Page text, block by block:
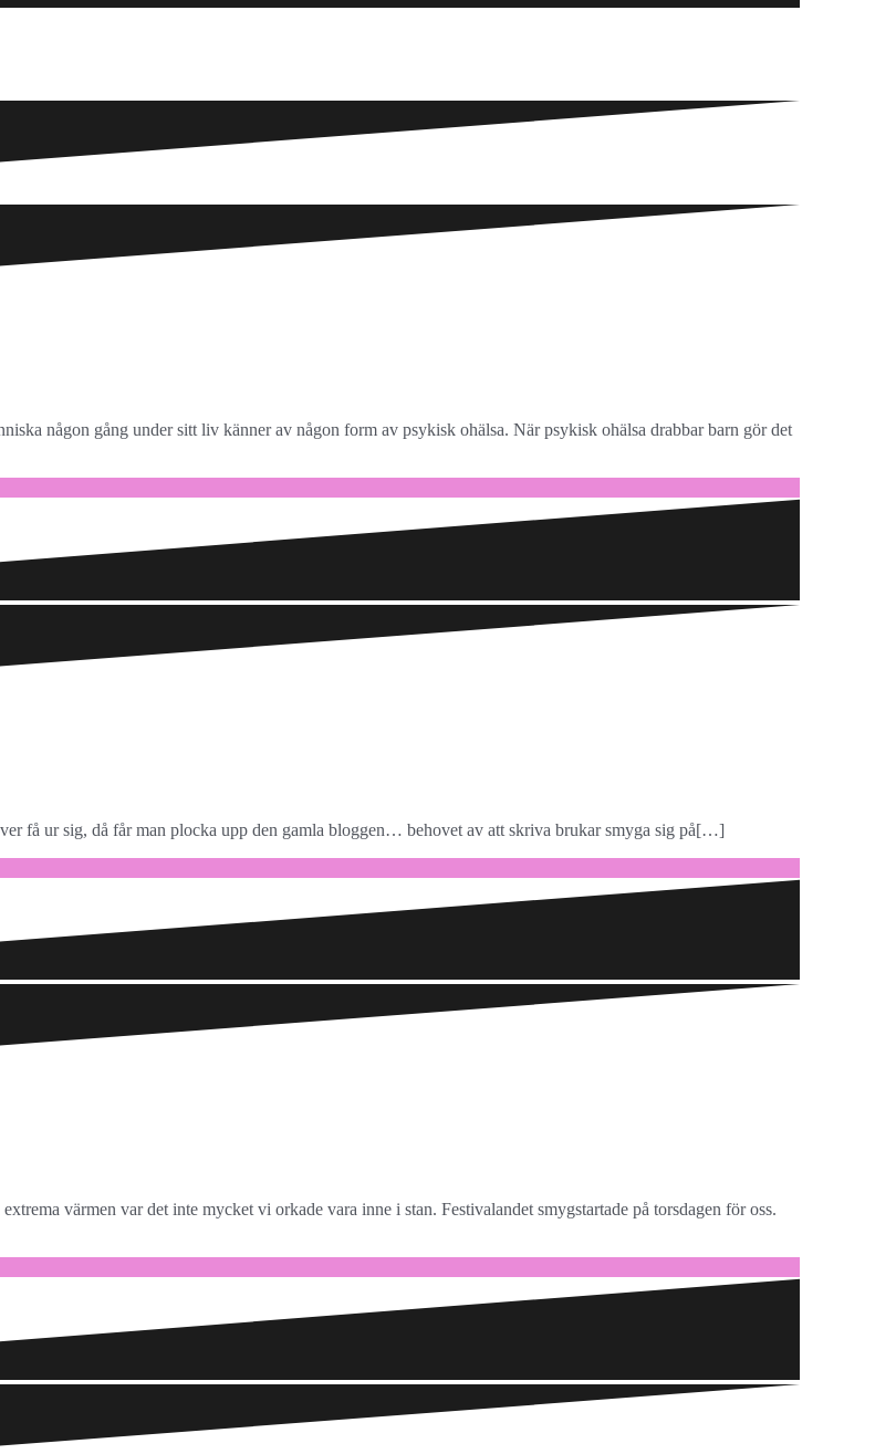
någon gång under sitt liv känner av någon form av psykisk ohälsa. När psykisk ohälsa drabbar barn gör det
få ur sig, då får man plocka upp den gamla bloggen… behovet av att skriva brukar smyga sig på[…]
värmen var det inte mycket vi orkade vara inne i stan. Festivalandet smygstartade på torsdagen för oss.